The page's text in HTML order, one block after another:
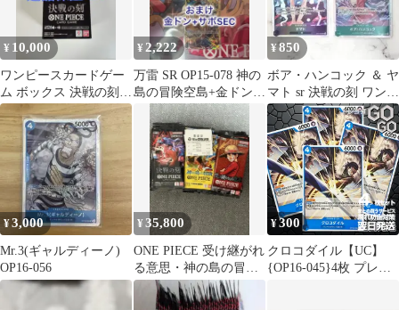
¥ 10,000
ワンピースカードゲー
ム ボックス 決戦の刻
OP-16 BOX テープカッ
ト
¥2,222
万雷 SR OP15-078 神の
島の冒険空島+金ドン決
戦の刻+おまけ付き
¥850
ボア・ハンコック ＆ ヤ
マト sr 決戦の刻 ワンピ
ースカード
¥3,000
Mr.3(ギャルディーノ)
OP16-056
¥35,800
ONE PIECE 受け継がれ
る意思・神の島の冒
険・決戦の刻 パック
箱回収
¥300
クロコダイル【UC】
{OP16-045}4枚 プレー